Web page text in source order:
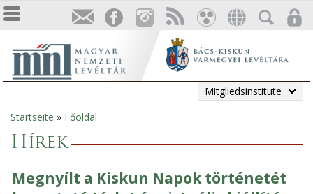
Mitgliedsinstitute
Sie
sind
hier
Startseite » Főoldal
Hírek
Megnyílt a Kiskun Napok történetét